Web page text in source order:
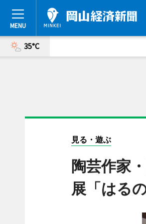
35°C
見る・遊ぶ
陶芸作家
展「はる